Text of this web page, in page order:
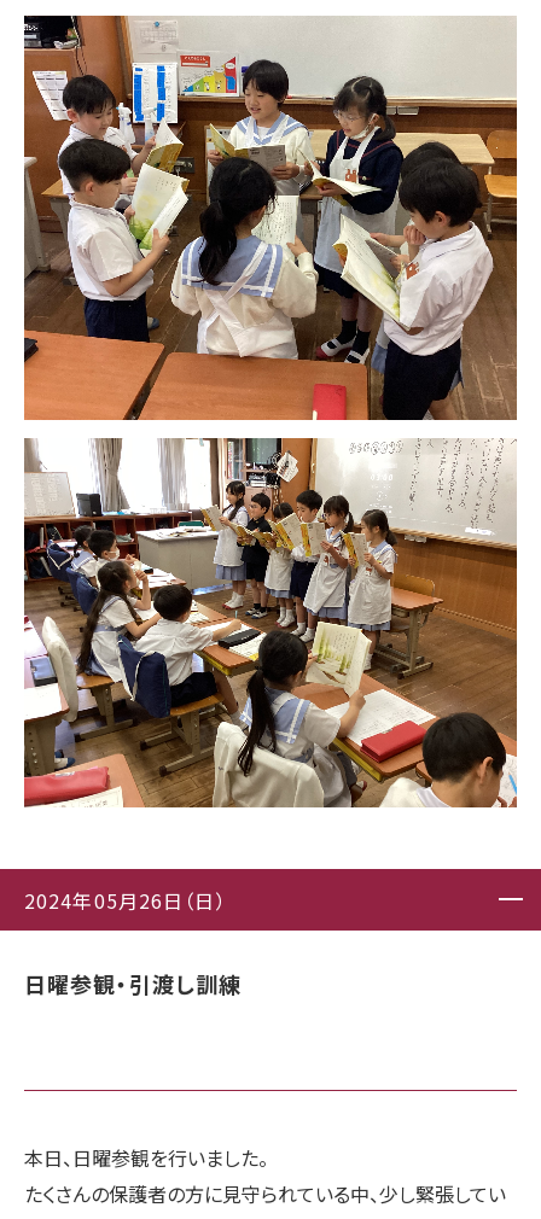
2024年05月26日（日）
日曜参観・引渡し訓練
本日、日曜参観を行いました。
たくさんの保護者の方に見守られている中、少し緊張してい